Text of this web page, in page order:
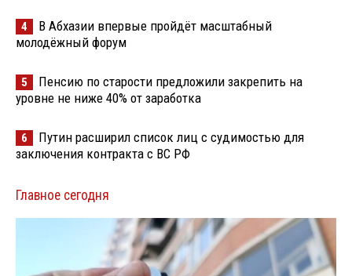
4
В Абхазии впервые пройдёт масштабный
молодёжный форум
5
Пенсию по старости предложили закрепить на
уровне не ниже 40% от заработка
6
Путин расширил список лиц с судимостью для
заключения контракта с ВС РФ
Главное сегодня